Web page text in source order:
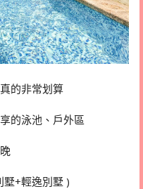
的非常划算
的泳池、戶外區
墅+輕逸別墅 )